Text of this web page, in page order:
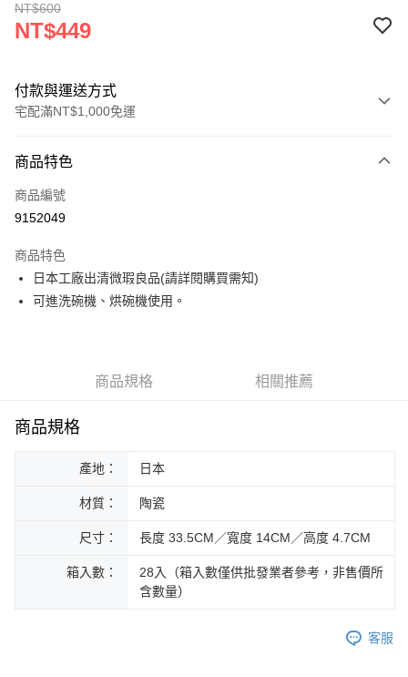
NT$600
NT$449
付款與運送方式
宅配滿NT$1,000免運
信用卡一次付款
LINE Pay
街口支付
悠遊付
運送方式
每筆NT$200，滿NT$1,000(含以上)免運費
黑貓外島宅配
每筆NT$360
商品特色
商品編號
9152049
商品特色
日本工廠出清微瑕良品(請詳閱購買需知)
可進洗碗機、烘碗機使用。
商品規格 相關推薦
商品規格
產地： 日本
材質： 陶瓷
尺寸： 長度 33.5CM／寬度 14CM／高度 4.7CM
箱入數：
28入（箱入數僅供批發業者參考，非售價所
含數量）
客服